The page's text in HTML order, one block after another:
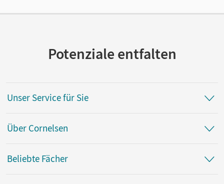
Potenziale entfalten
Unser Service für Sie
Über Cornelsen
Beliebte Fächer